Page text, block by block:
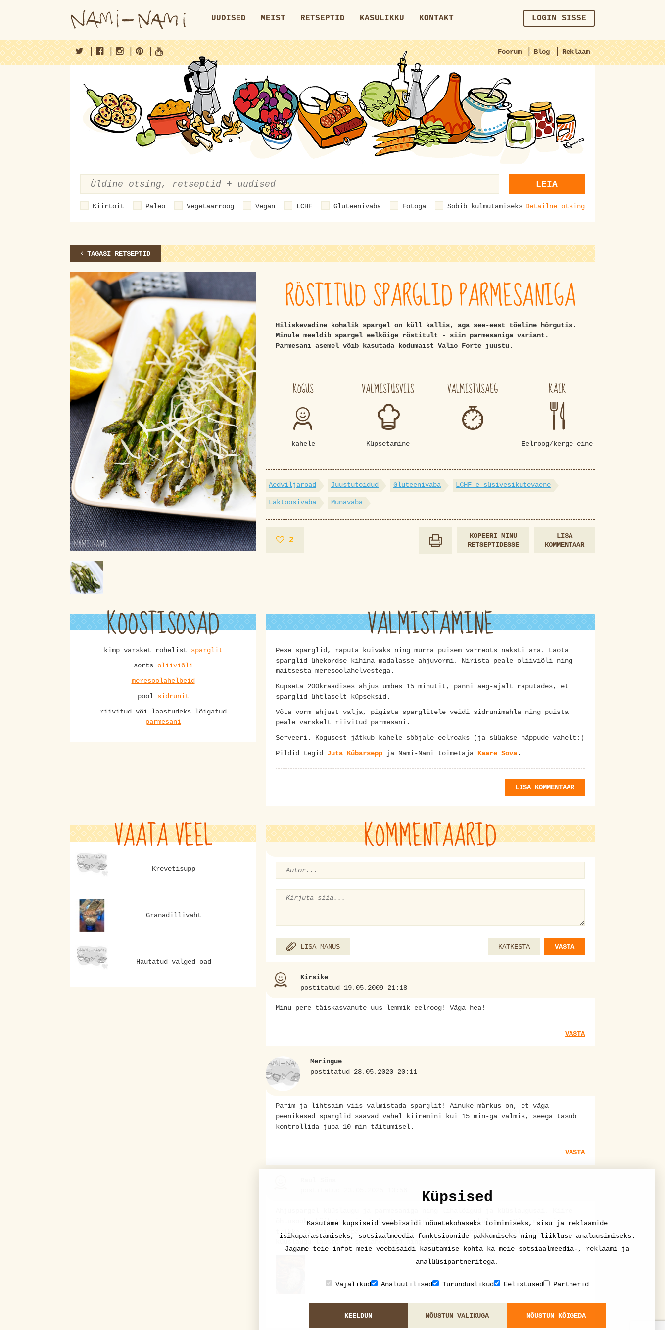
UUDISED MEIST RETSEPTID KASULIKKU KONTAKT LOGIN SISSE
Foorum | Blog | Reklaam
| | | |
LEIA
Kiirtoit Paleo Vegetaarroog Vegan LCHF Gluteenivaba Fotoga Sobib külmutamiseks Detailne otsing
TAGASI RETSEPTID
RÖSTITUD SPARGLID PARMESANIGA
Hiliskevadine kohalik spargel on küll kallis, aga see-eest tõeline hõrgutis.
Minule meeldib spargel eelkõige röstitult - siin parmesaniga variant.
Parmesani asemel võib kasutada kodumaist Valio Forte juustu.
KOGUS
kahele
VALMISTUSVIIS
Küpsetamine
VALMISTUSAEG KÄIK
Eelroog/kerge eine
Aedviljaroad Juustutoidud Gluteenivaba LCHF e süsivesikutevaene
Laktoosivaba Munavaba
2
LISA
KOMMENTAAR
KOPEERI MINU
RETSEPTIDESSE
KOOSTISOSAD
kimp värsket rohelist sparglit
sorts oliiviõli
meresoolahelbeid
pool sidrunit
riivitud või laastudeks lõigatud
parmesani
VALMISTAMINE
Pese sparglid, raputa kuivaks ning murra puisem varreots naksti ära. Laota
sparglid ühekordse kihina madalasse ahjuvormi. Nirista peale oliiviõli ning
maitsesta meresoolahelvestega.
Küpseta 200kraadises ahjus umbes 15 minutit, panni aeg-ajalt raputades, et
sparglid ühtlaselt küpseksid.
Võta vorm ahjust välja, pigista sparglitele veidi sidrunimahla ning puista
peale värskelt riivitud parmesani.
Serveeri. Kogusest jätkub kahele sööjale eelroaks (ja süüakse näppude vahelt:)
Pildid tegid Juta Kübarsepp ja Nami-Nami toimetaja Kaare Sova.
LISA KOMMENTAAR
KOMMENTAARID
LISA MANUS KATKESTA VASTA
Kirsike
postitatud 19.05.2009 21:18
Minu pere täiskasvanute uus lemmik eelroog! Väga hea!
VASTA
Meringue
postitatud 28.05.2020 20:11
Parim ja lihtsaim viis valmistada sparglit! Ainuke märkus on, et väga
peenikesed sparglid saavad vahel kiiremini kui 15 min-ga valmis, seega tasub
kontrollida juba 10 min täitumisel.
VASTA
õhtusöök, kõik toorained ühest poest ning sai sügavkülmast. Mina mingeid
trikke ei teinud, sparglid lihtsalt ühe kihina pannile, rohkelt õhukesi
küüslaugu laaste ja soolahelbeid ning pipart.
VASTA
VAATA VEEL
Krevetisupp
Granadillivaht
Hautatud valged oad
Küpsised
Kasutame küpsiseid veebisaidi nõuetekohaseks toimimiseks, sisu ja reklaamide
isikupärastamiseks, sotsiaalmeedia funktsioonide pakkumiseks ning liikluse analüüsimiseks.
Jagame teie infot meie veebisaidi kasutamise kohta ka meie sotsiaalmeedia-, reklaami ja
analüüsipartneritega.
Vajalikud Analüütilised Turunduslikud Eelistused Partnerid
KEELDUN NÕUSTUN VALIKUGA NÕUSTUN KÕIGEDA